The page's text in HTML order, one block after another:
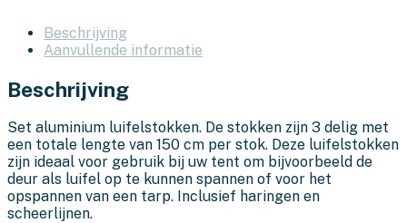
Beschrijving
Aanvullende informatie
Beschrijving
Set aluminium luifelstokken. De stokken zijn 3 delig met
een totale lengte van 150 cm per stok. Deze luifelstokken
zijn ideaal voor gebruik bij uw tent om bijvoorbeeld de
deur als luifel op te kunnen spannen of voor het
opspannen van een tarp. Inclusief haringen en
scheerlijnen.